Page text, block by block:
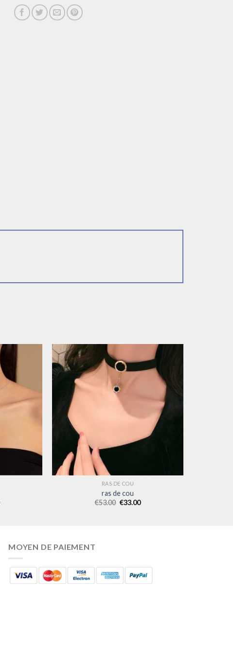
RAS DE COU
ras de cou
€53.00 €33.00
MOYEN DE PAIEMENT